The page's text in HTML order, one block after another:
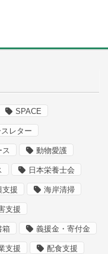
SPACE
レター
ス 動物愛護
日本栄養士会
支援 海岸清掃
支援
箱 義援金・寄付金
支援 配食支援